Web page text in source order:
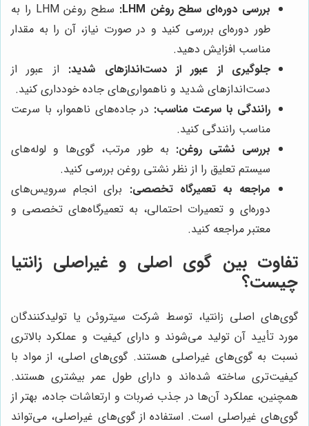
بررسی دوره‌ای سطح روغن LHM:
سطح روغن LHM را به
طور دوره‌ای بررسی کنید و در صورت نیاز، آن را به مقدار
مناسب افزایش دهید.
جلوگیری از عبور از دست‌اندازهای شدید: از عبور از
دست‌اندازهای شدید و ناهمواری‌های جاده خودداری کنید.
رانندگی با سرعت مناسب: در جاده‌های ناهموار، با سرعت
مناسب رانندگی کنید.
بررسی نشتی روغن: به طور مرتب، گوی‌ها و لوله‌های
سیستم تعلیق را از نظر نشتی روغن بررسی کنید.
مراجعه به تعمیرگاه تخصصی: برای انجام سرویس‌های
دوره‌ای و تعمیرات احتمالی، به تعمیرگاه‌های تخصصی و
معتبر مراجعه کنید.
تفاوت بین گوی اصلی و غیراصلی زانتیا
چیست؟
گوی‌های اصلی زانتیا، توسط شرکت سیتروئن یا تولیدکنندگان
مورد تأیید آن تولید می‌شوند و دارای کیفیت و عملکرد بالاتری
نسبت به گوی‌های غیراصلی هستند. گوی‌های اصلی، از مواد با
کیفیت‌تری ساخته شده‌اند و دارای طول عمر بیشتری هستند.
همچنین، عملکرد آن‌ها در جذب ضربات و ارتعاشات جاده، بهتر از
گوی‌های غیراصلی است. استفاده از گوی‌های غیراصلی، می‌تواند